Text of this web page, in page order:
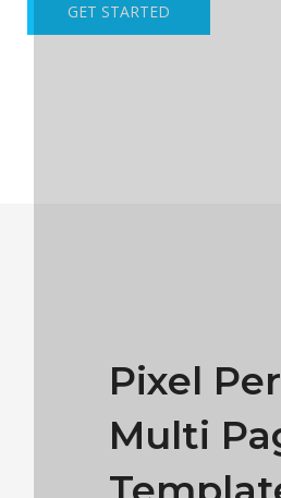
GET STARTED
Pixel
Multi